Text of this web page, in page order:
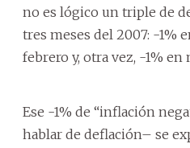
no es lógico un triple de
tres meses del 2007: -1%
febrero y, otra vez, -1% en
Ese -1% de “inflación
hablar de deflación– se